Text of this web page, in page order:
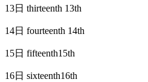
13日 thirteenth 13th
14日 fourteenth 14th
15日 fifteenth15th
16日 sixteenth16th